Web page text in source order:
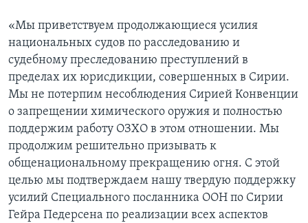
«Мы приветствуем продолжающиеся усилия
национальных судов по расследованию и
судебному преследованию преступлений в
пределах их юрисдикции, совершенных в Сирии.
Мы не потерпим несоблюдения Сирией Конвенции
о запрещении химического оружия и полностью
поддержим работу ОЗХО в этом отношении. Мы
продолжим решительно призывать к
общенациональному прекращению огня. С этой
целью мы подтверждаем нашу твердую поддержку
усилий Специального посланника ООН по Сирии
Гейра Педерсена по реализации всех аспектов